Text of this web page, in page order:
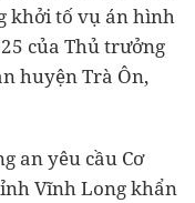
khởi tố vụ án hình
của Thủ trưởng
huyện Trà Ôn,
an yêu cầu Cơ
Vĩnh Long khẩn